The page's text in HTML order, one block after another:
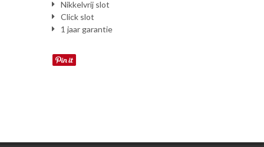
Nikkelvrij slot
Click slot
1 jaar garantie